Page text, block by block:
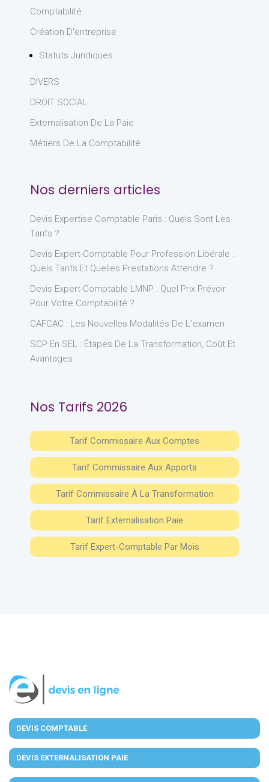
Comptabilité
Création D'entreprise
Statuts Juridiques
DIVERS
DROIT SOCIAL
Externalisation De La Paie
Métiers De La Comptabilité
Nos derniers articles
Devis Expertise Comptable Paris : Quels Sont Les
Tarifs ?
Devis Expert-Comptable Pour Profession Libérale :
Quels Tarifs Et Quelles Prestations Attendre ?
Devis Expert-Comptable LMNP : Quel Prix Prévoir
Pour Votre Comptabilité ?
CAFCAC : Les Nouvelles Modalités De L’examen
SCP En SEL : Étapes De La Transformation, Coût Et
Avantages
Nos Tarifs 2026
Tarif Commissaire Aux Comptes
Tarif Commissaire Aux Apports
Tarif Commissaire À La Transformation
Tarif Externalisation Paie
Tarif Expert-Comptable Par Mois
DEVIS COMPTABLE
DEVIS EXTERNALISATION PAIE